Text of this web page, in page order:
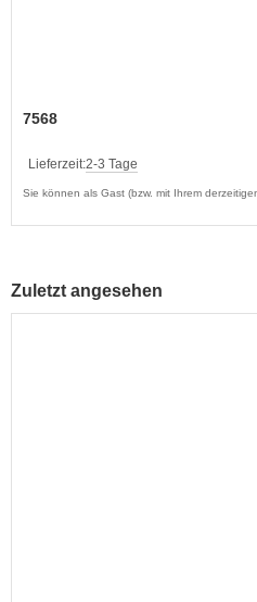
7568
Lieferzeit:2-3 Tage
Sie können als Gast (bzw. mit Ihrem
Zuletzt angesehen